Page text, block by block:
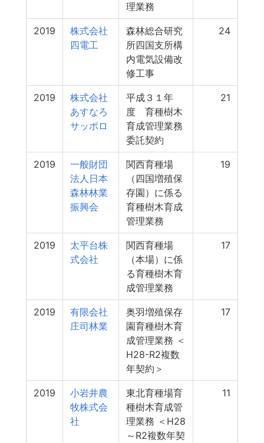
理業務
2019
株式会社
四電工
森林総合研究
所四国支所構
内電気設備改
修工事
24
2019
株式会社
あすなろ
サッポロ
平成３１年
度 育種樹木
育成管理業務
委託契約
21
2019
一般財団
法人日本
森林林業
振興会
関西育種場
（四国増殖保
存園）に係る
育種樹木育成
管理業務
19
2019
太平台株
式会社
関西育種場
（本場）に係
る育種樹木育
成管理業務
17
2019
有限会社
庄司林業
奥羽増殖保存
園育種樹木育
成管理業務 ＜
H28-R2複数
年契約＞
17
2019
小岩井農
牧株式会
社
東北育種場育
種樹木育成管
理業務 ＜H28
～R2複数年契
11